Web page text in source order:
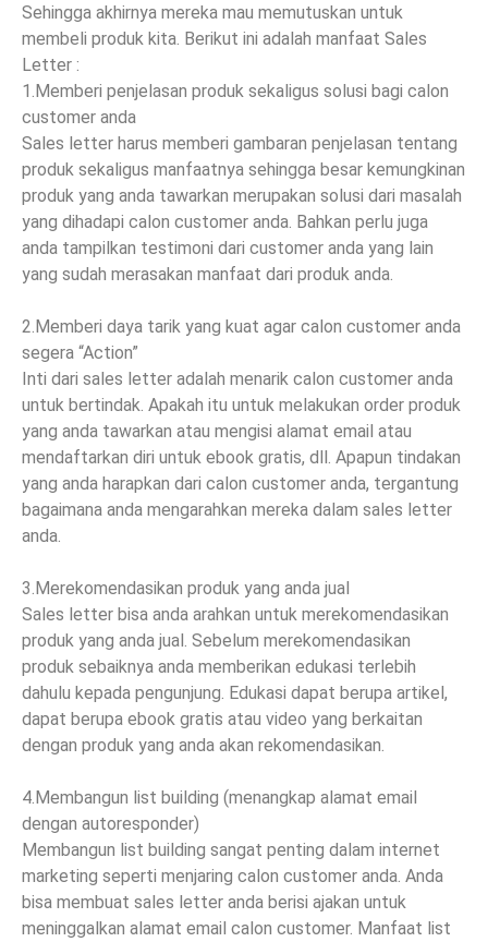
Sehingga akhirnya mereka mau memutuskan untuk
membeli produk kita. Berikut ini adalah manfaat Sales
Letter :
1.Memberi penjelasan produk sekaligus solusi bagi calon
customer anda
Sales letter harus memberi gambaran penjelasan tentang
produk sekaligus manfaatnya sehingga besar kemungkinan
produk yang anda tawarkan merupakan solusi dari masalah
yang dihadapi calon customer anda. Bahkan perlu juga
anda tampilkan testimoni dari customer anda yang lain
yang sudah merasakan manfaat dari produk anda.
2.Memberi daya tarik yang kuat agar calon customer anda
segera “Action”
Inti dari sales letter adalah menarik calon customer anda
untuk bertindak. Apakah itu untuk melakukan order produk
yang anda tawarkan atau mengisi alamat email atau
mendaftarkan diri untuk ebook gratis, dll. Apapun tindakan
yang anda harapkan dari calon customer anda, tergantung
bagaimana anda mengarahkan mereka dalam sales letter
anda.
3.Merekomendasikan produk yang anda jual
Sales letter bisa anda arahkan untuk merekomendasikan
produk yang anda jual. Sebelum merekomendasikan
produk sebaiknya anda memberikan edukasi terlebih
dahulu kepada pengunjung. Edukasi dapat berupa artikel,
dapat berupa ebook gratis atau video yang berkaitan
dengan produk yang anda akan rekomendasikan.
4.Membangun list building (menangkap alamat email
dengan autoresponder)
Membangun list building sangat penting dalam internet
marketing seperti menjaring calon customer anda. Anda
bisa membuat sales letter anda berisi ajakan untuk
meninggalkan alamat email calon customer. Manfaat list